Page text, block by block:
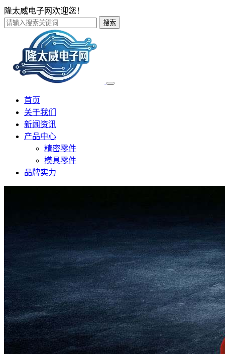
隆太威电子网欢迎您！
搜索
首页
关于我们
新闻资讯
产品中心
精密零件
模具零件
品牌实力